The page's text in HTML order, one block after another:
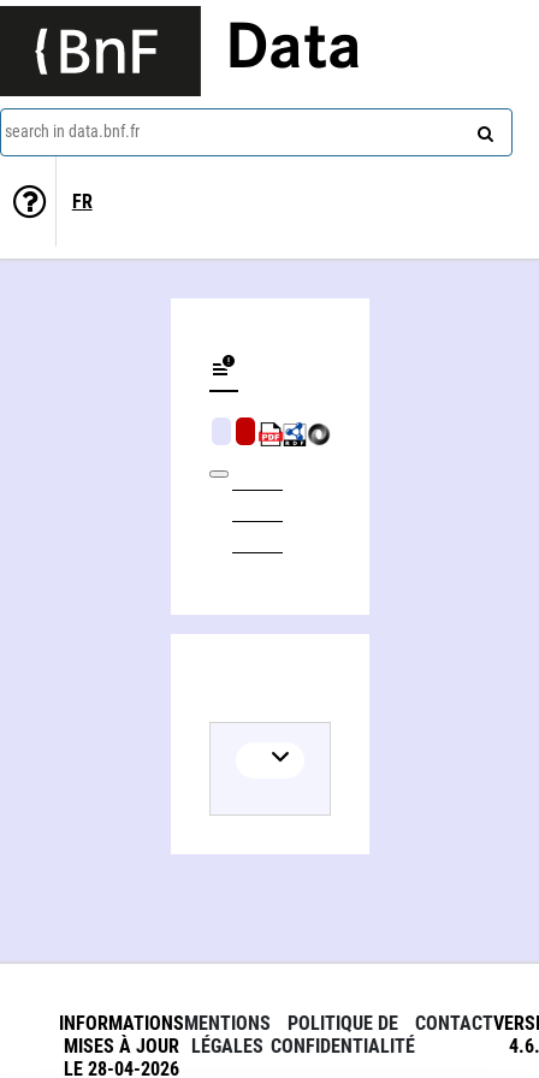
Data
search in data.bnf.fr
FR
INFORMATIONS
MISES À JOUR
LE 28-04-2026
MENTIONS
LÉGALES
POLITIQUE DE
CONFIDENTIALITÉ
CONTACT